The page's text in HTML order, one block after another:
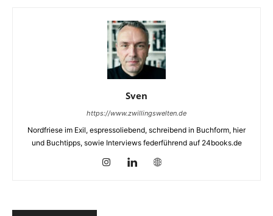
Sven
https://www.zwillingswelten.de
Nordfriese im Exil, espressoliebend, schreibend in Buchform, hier
und Buchtipps, sowie Interviews federführend auf 24books.de